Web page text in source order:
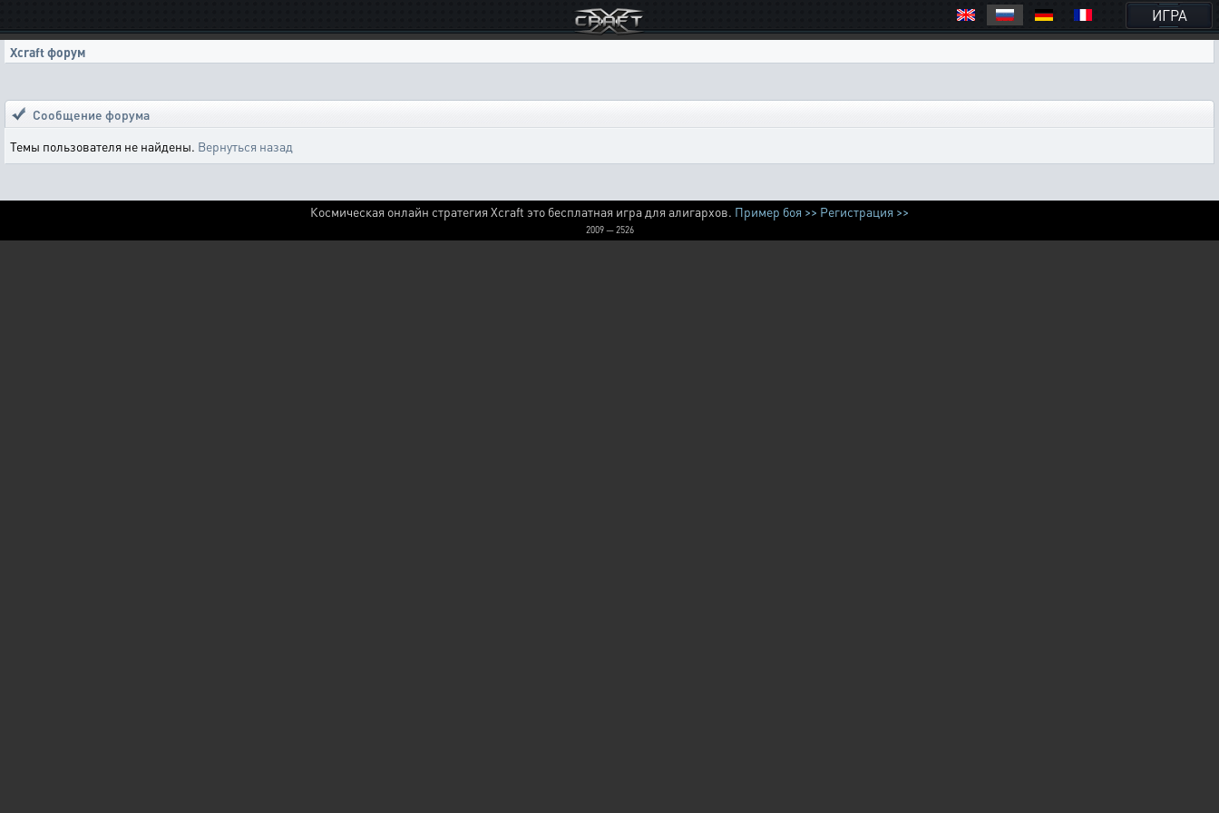
ИГРА
Xcraft форум
Сообщение форума
Темы пользователя не найдены. Вернуться назад
Космическая онлайн стратегия Xcraft это бесплатная игра для алигархов. Пример боя >> Регистрация >>
2009 — 2526